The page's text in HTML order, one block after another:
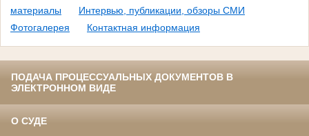
материалы
Интервью, публикации, обзоры СМИ
Фотогалерея
Контактная информация
ПОДАЧА ПРОЦЕССУАЛЬНЫХ ДОКУМЕНТОВ В
ЭЛЕКТРОННОМ ВИДЕ
О СУДЕ